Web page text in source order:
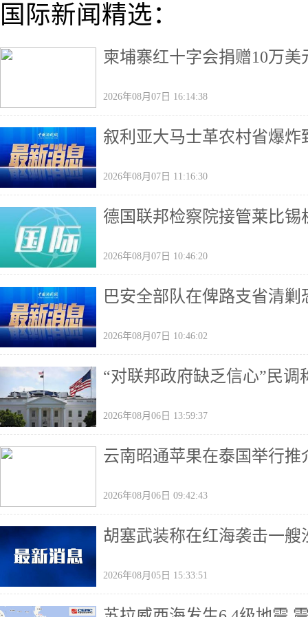
国际新闻精选：
柬埔寨红十字会捐赠10万
2026年08月07日 16:14:38
叙利亚大马士革农村省爆炸
2026年08月07日 11:16:30
德国联邦检察院接管莱比
2026年08月07日 10:46:20
巴安全部队在俾路支省清
2026年08月07日 10:46:02
“对联邦政府缺乏信心”民
2026年08月06日 13:59:37
云南昭通苹果在泰国举行推
2026年08月06日 09:42:43
胡塞武装称在红海袭击一艘
2026年08月05日 15:33:51